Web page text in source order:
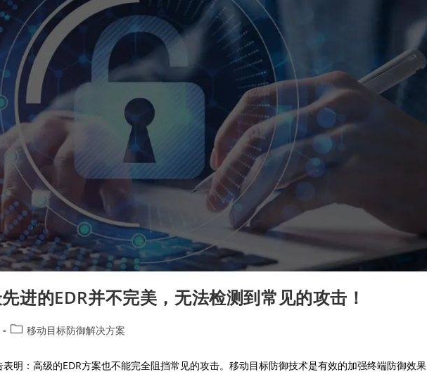
进的EDR并不完美，无法检测到常见的攻击！
移动目标防御解决方案
明：高级的EDR方案也不能完全阻挡常见的攻击。移动目标防御技术是有效的加强终端防御效果